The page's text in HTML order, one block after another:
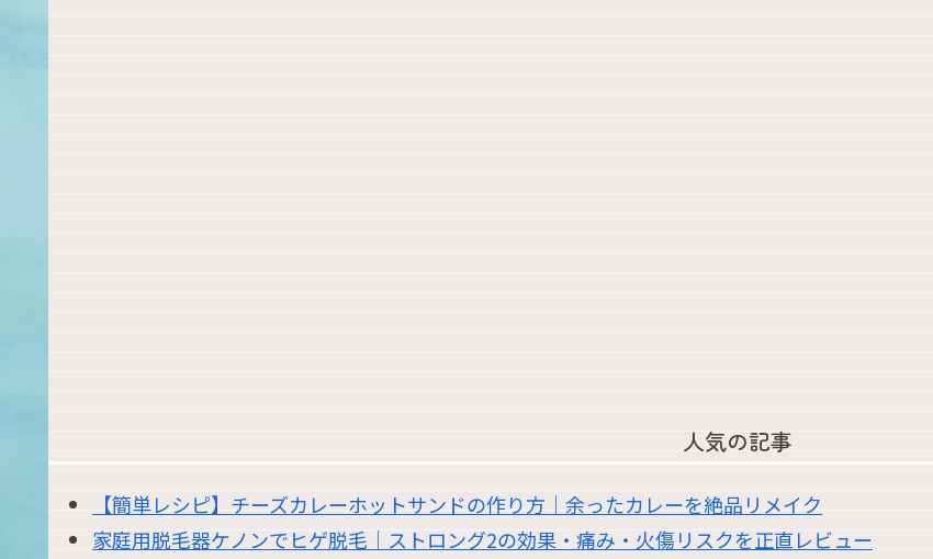
人気の記事
【簡単レシピ】チーズカレーホットサンドの作り方｜余ったカレーを絶品リメイク
家庭用脱毛器ケノンでヒゲ脱毛｜ストロング2の効果・痛み・火傷リスクを正直レビュー